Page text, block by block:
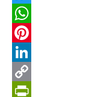
Twitter
WhatsApp
Pinterest
LinkedIn
Copy